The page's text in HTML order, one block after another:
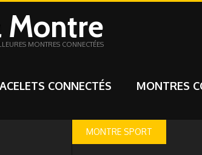
Montre
MONTRES CONNECTÉES
CONNECTÉS MONTRES
MONTRE SPORT